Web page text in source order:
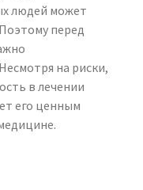
людей может
перед
на риски,
в лечении
его ценным